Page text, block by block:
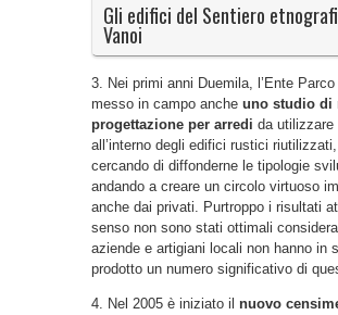
Gli edifici del Sentiero
Vanoi
3. Nei primi anni Duemila, l’Ente Parco
messo in campo anche uno studio di
progettazione per arredi da utilizzare
all’interno degli edifici rustici riutilizzati,
cercando di diffonderne le tipologie
andando a creare un circolo virtuoso
anche dai privati. Purtroppo i risultati
senso non sono stati ottimali
aziende e artigiani locali non hanno in
prodotto un numero significativo di
4. Nel 2005 è iniziato il nuovo